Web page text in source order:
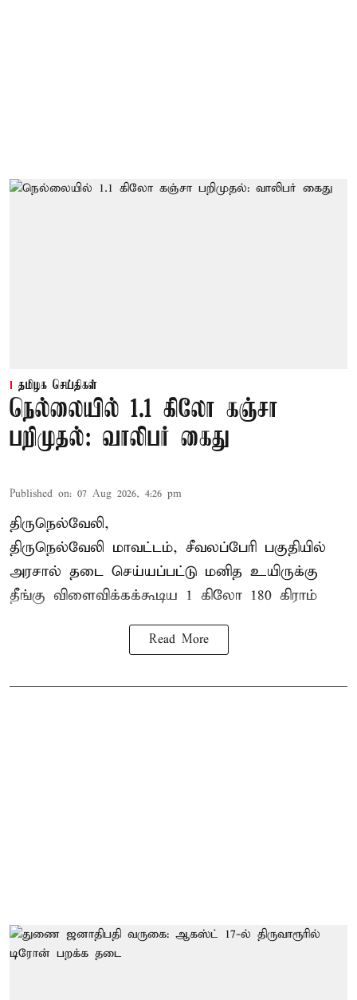
தமிழக செய்திகள்
நெல்லையில் 1.1 கிலோ கஞ்சா
பறிமுதல்: வாலிபர் கைது
Published on: 07 Aug 2026, 4:26 pm
திருநெல்வேலி,
திருநெல்வேலி மாவட்டம், சீவலப்பேரி பகுதியில்
அரசால் தடை செய்யப்பட்டு மனித உயிருக்கு
தீங்கு விளைவிக்கக்கூடிய 1 கிலோ 180 கிராம்
Read More